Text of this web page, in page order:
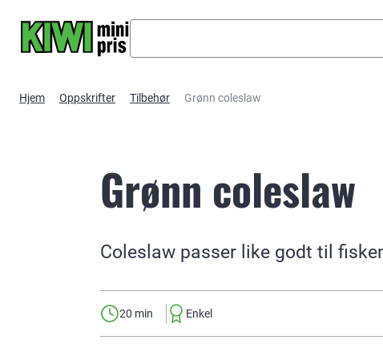
Hjem Oppskrifter Tilbehør Grønn coleslaw
Grønn coleslaw
Coleslaw passer like godt til
20 min Enkel